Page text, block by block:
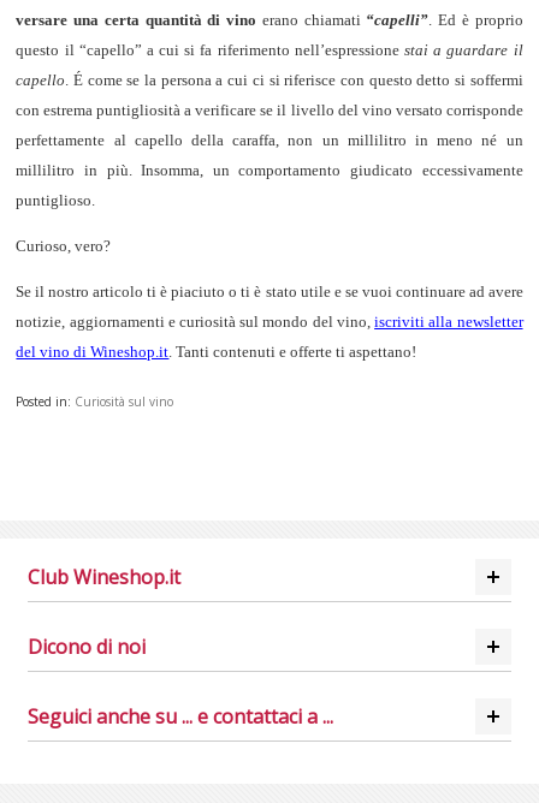
versare una certa quantità di vino erano chiamati “capelli” . Ed è proprio
questo il “capello” a cui si fa riferimento nell’espressionestai a guardare il
capello . É come se la persona a cui ci si riferisce con questo detto si soffermi
con estrema puntigliosità a verificare se il livello del vino versato corrisponde
perfettamente al capello della caraffa, non un millilitro in meno né un
millilitro in più. Insomma, un comportamento giudicato eccessivamente
puntiglioso.
Curioso, vero?
Se il nostro articolo ti è piaciuto o ti è stato utile e se vuoi continuare ad avere
notizie, aggiornamenti e curiosità sul mondo del vino,iscriviti alla newsletter
del vino di Wineshop.it . Tanti contenuti e offerte ti aspettano!
Posted in: Curiosità sul vino
Club Wineshop.it
Dicono di noi
Seguici anche su ... e contattaci a ...